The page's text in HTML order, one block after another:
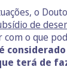
o
de
o que
terá de